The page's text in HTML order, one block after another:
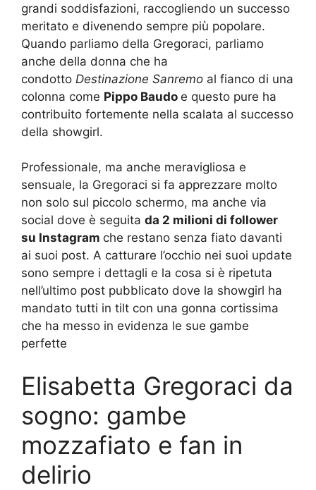
grandi soddisfazioni, raccogliendo un successo
meritato e divenendo sempre più popolare.
Quando parliamo della Gregoraci, parliamo
anche della donna che ha
condotto Destinazione Sanremo al fianco di una
colonna come Pippo Baudo e questo pure ha
contribuito fortemente nella scalata al successo
della showgirl.
Professionale, ma anche meravigliosa e
sensuale, la Gregoraci si fa apprezzare molto
non solo sul piccolo schermo, ma anche via
social dove è seguita da 2 milioni di follower
su Instagram che restano senza fiato davanti
ai suoi post. A catturare l’occhio nei suoi update
sono sempre i dettagli e la cosa si è ripetuta
nell’ultimo post pubblicato dove la showgirl ha
mandato tutti in tilt con una gonna cortissima
che ha messo in evidenza le sue gambe
perfette
Elisabetta Gregoraci da
sogno: gambe
mozzafiato e fan in
delirio